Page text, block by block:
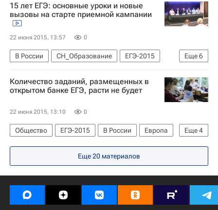
15 лет ЕГЭ: основные уроки и новые
вызовы на старте приемной кампании
22 июня 2015, 13:57 0
Еще6
В России СН_Образование
ЕГЭ-2015
Игорь Реморенко
Виктор Болотов
Ефим Рачевский
МГПУ
Вузы
Количество заданий, размещенных в
открытом банке ЕГЭ, расти не будет
22 июня 2015, 13:10 0
Еще4
Общество ЕГЭ-2015 В России
Европа
Весь мир
Оксана Решетникова
Россия
Еще 20 материалов